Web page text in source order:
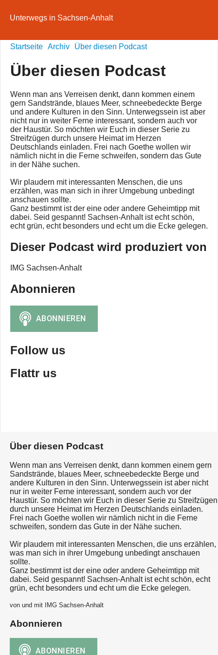
Unterwegs in Sachsen-Anhalt
Startseite Archiv Über diesen Podcast
Über diesen Podcast
Wenn man ans Verreisen denkt, dann kommen einem
gern Sandstrände, blaues Meer, schneebedeckte Berge
und andere Kulturen in den Sinn. Unterwegssein ist aber
nicht nur in weiter Ferne interessant, sondern auch vor
der Haustür. So möchten wir Euch in dieser Serie zu
Streifzügen durch unsere Heimat im Herzen
Deutschlands einladen. Frei nach Goethe wollen wir
nämlich nicht in die Ferne schweifen, sondern das Gute
in der Nähe suchen.
Wir plaudern mit interessanten Menschen, die uns
erzählen, was man sich in ihrer Umgebung unbedingt
anschauen sollte.
Ganz bestimmt ist der eine oder andere Geheimtipp mit
dabei. Seid gespannt! Sachsen-Anhalt ist echt schön,
echt grün, echt besonders und echt um die Ecke gelegen.
Dieser Podcast wird produziert von
IMG Sachsen-Anhalt
Abonnieren
Follow us
Flattr us
Über diesen Podcast
Wenn man ans Verreisen denkt, dann kommen einem gern
Sandstrände, blaues Meer, schneebedeckte Berge und
andere Kulturen in den Sinn. Unterwegssein ist aber nicht
nur in weiter Ferne interessant, sondern auch vor der
Haustür. So möchten wir Euch in dieser Serie zu Streifzügen
durch unsere Heimat im Herzen Deutschlands einladen.
Frei nach Goethe wollen wir nämlich nicht in die Ferne
schweifen, sondern das Gute in der Nähe suchen.
Wir plaudern mit interessanten Menschen, die uns erzählen,
was man sich in ihrer Umgebung unbedingt anschauen
sollte.
Ganz bestimmt ist der eine oder andere Geheimtipp mit
dabei. Seid gespannt! Sachsen-Anhalt ist echt schön, echt
grün, echt besonders und echt um die Ecke gelegen.
von und mit IMG Sachsen-Anhalt
Abonnieren